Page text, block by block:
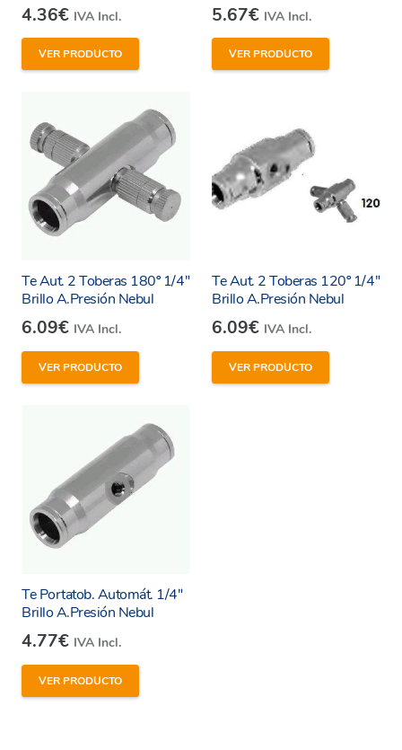
4.36€ IVA Incl.
VER PRODUCTO
5.67€ IVA Incl.
VER PRODUCTO
Te Aut. 2 Toberas 180º 1/4″
Brillo A.Presión Nebul
6.09€ IVA Incl.
VER PRODUCTO
Te Aut. 2 Toberas 120º 1/4″
Brillo A.Presión Nebul
6.09€ IVA Incl.
VER PRODUCTO
Te Portatob. Automát. 1/4″
Brillo A.Presión Nebul
4.77€ IVA Incl.
VER PRODUCTO